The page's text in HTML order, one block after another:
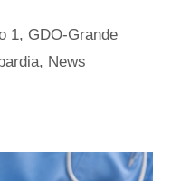
1, GDO-Grande
, News